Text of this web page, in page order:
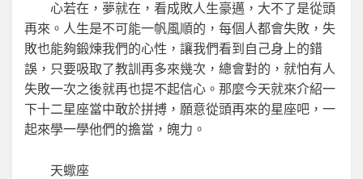
心若在，夢就在，看成敗人生豪邁，大不了是從頭
再來。人生是不可能一帆風順的，每個人都會失敗，失
敗也能夠鍛煉我們的心性，讓我們看到自己身上的錯
誤，只要吸取了教訓再多來幾次，總會對的，就怕有人
失敗一次之後就再也提不起信心。那麼今天就來介紹一
下十二星座當中敢於拼搏，願意從頭再來的星座吧，一
起來學一學他們的擔當，魄力。
天蠍座